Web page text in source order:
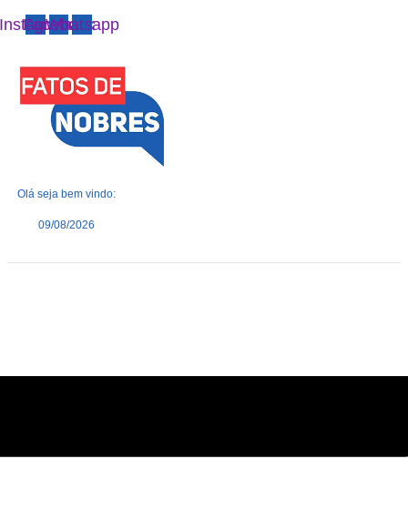
Facebook
Whatsapp
Olá seja bem vindo:
09/08/2026